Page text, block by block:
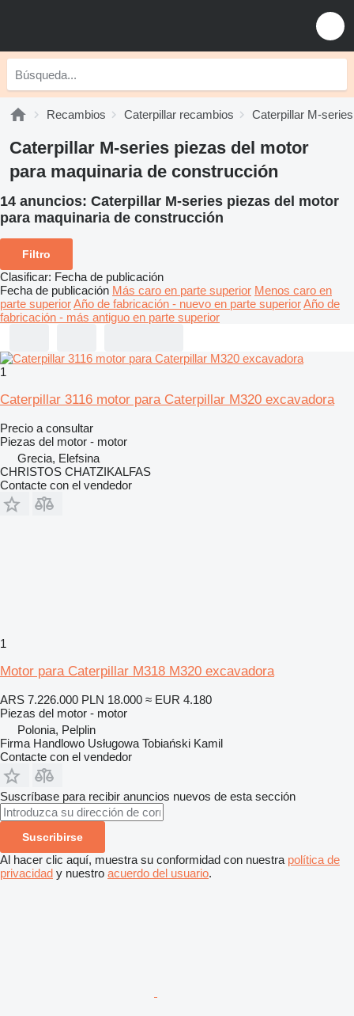
Recambios Caterpillar recambios Caterpillar M-
Caterpillar M-series piezas del motor
para maquinaria de construcción
14 anuncios: Caterpillar M-series piezas del motor
para maquinaria de construcción
Filtro
Clasificar: Fecha de publicación
Fecha de publicación Más caro en parte superior Menos caro en
parte superiorAño de fabricación - nuevo en parte superiorAño de
fabricación - más antiguo en parte superior
1
Caterpillar 3116 motor para Caterpillar M320 excavadora
Precio a consultar
Piezas del motor - motor
Grecia, Elefsina
CHRISTOS CHATZIKALFAS
Contacte con el vendedor
1
Motor para Caterpillar M318 M320 excavadora
ARS 7.226.000 PLN 18.000 ≈ EUR 4.180
Piezas del motor - motor
Polonia, Pelplin
Firma Handlowo Usługowa Tobiański Kamil
Contacte con el vendedor
Suscríbase para recibir anuncios nuevos de esta sección
Suscribirse
Al hacer clic aquí, muestra su conformidad con nuestra política de
privacidad y nuestro acuerdo del usuario.